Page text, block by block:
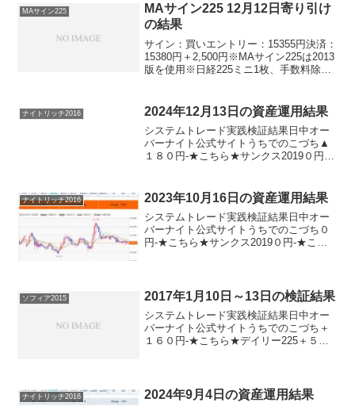
で勝利！ありがとうございます！やっぱ
りこうい...
MAサイン225
MAサイン225 12月12日寄り引け
の結果
サイン：買いエントリー：15355円決済：
15380円＋2,500円※MAサイン225は2013
版を使用※日経225ミニ1枚、手数料除く
ナイトリッチ2016 2024年12月13日の資産運用結果
システムトレード実践検証結果日中オー
バーナイト公式サイトうちでのこづち▲
１８０円-★こちら★サンクス2019０円-
チ2018▲１８０円-パターントレード20...
ナイトリッチ2016 2023年10月16日の資産運用結果
システムトレード実践検証結果日中オー
バーナイト公式サイトうちでのこづち０
円-★こちら★サンクス2019０円-★こち
ソフィア2015 2017年1月10日～13日の検証結果
システムトレード実践検証結果日中オー
バーナイト公式サイトうちでのこづち＋
１６０円-★こちら★デイリー225＋５０
オ...
ナイトリッチ2016 2024年9月4日の資産運用結果